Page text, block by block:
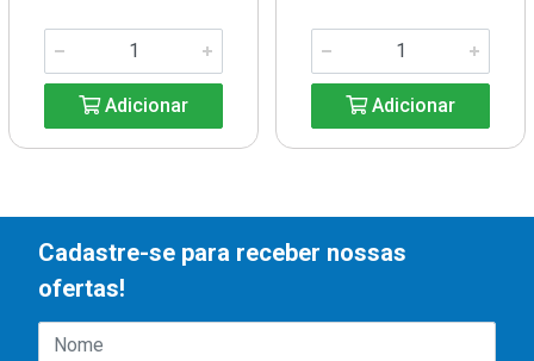
Adicionar Adicionar
Cadastre-se para receber nossas
ofertas!